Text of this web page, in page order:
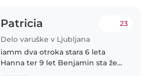
Patricia
Delo varuške v Ljubljana
23
iamm dva otroka stara 6 leta
Hanna ter 9 let Benjamin sta želo